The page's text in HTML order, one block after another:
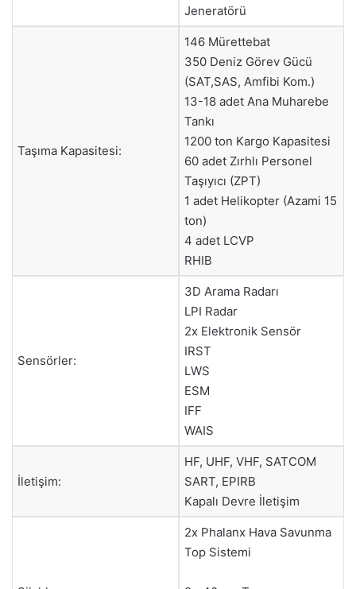
Jeneratörü
Taşıma Kapasitesi:
146 Mürettebat
350 Deniz Görev Gücü
(SAT,SAS, Amfibi Kom.)
13-18 adet Ana Muharebe
Tankı
1200 ton Kargo Kapasitesi
60 adet Zırhlı Personel
Taşıyıcı (ZPT)
1 adet Helikopter (Azami 15
ton)
4 adet LCVP
RHIB
Sensörler:
3D Arama Radarı
LPI Radar
2x Elektronik Sensör
IRST
LWS
ESM
IFF
WAIS
İletişim:
HF, UHF, VHF, SATCOM
SART, EPIRB
Kapalı Devre İletişim
2x Phalanx Hava Savunma
Top Sistemi